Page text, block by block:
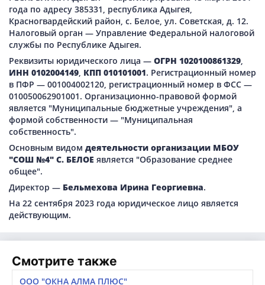
года по адресу 385331, республика Адыгея,
Красногвардейский район, с. Белое, ул. Советская, д. 12.
Налоговый орган — Управление Федеральной налоговой
службы по Республике Адыгея.
Реквизиты юридического лица — ОГРН 1020100861329
ИНН 0102004149 КПП 010101001. Регистрационный номер
в ПФР — 001004002120, регистрационный номер в ФСС —
010050062901001. Организационно-правовой формой
является "Муниципальные бюджетные учреждения", а
формой собственности — "Муниципальная
собственность".
Основным видом деятельности организации МБОУ
"СОШ №4" С. БЕЛОЕ является "Образование среднее
общее".
Директор — Бельмехова Ирина Георгиевна.
На 22 сентября 2023 года юридическое лицо является
действующим.
Смотрите также
ООО "ОКНА АЛМА ПЛЮС"